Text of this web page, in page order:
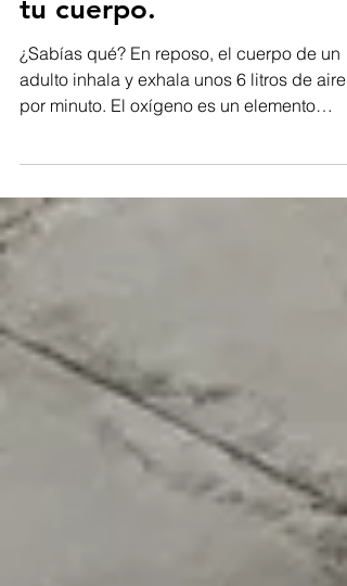
¿Respiras bien? Conoce
los beneficios que trae a
tu cuerpo.
adulto inhala y exhala unos 6 litros de aire
por minuto. El oxígeno es un elemento
imprescindible...